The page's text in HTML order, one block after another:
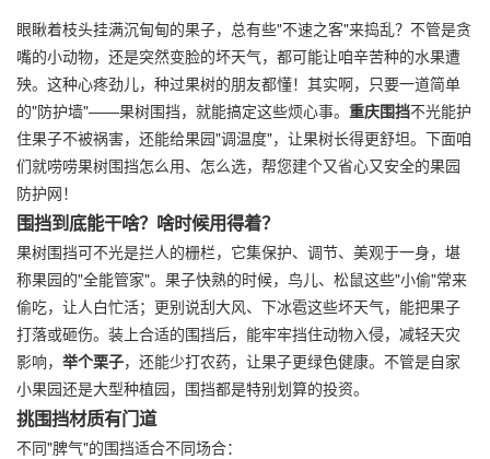
眼瞅着枝头挂满沉甸甸的果子，总有些"不速之客"来捣乱？不管是贪
嘴的小动物，还是突然变脸的坏天气，都可能让咱辛苦种的水果遭
殃。这种心疼劲儿，种过果树的朋友都懂！其实啊，只要一道简单
的"防护墙"——果树围挡，就能搞定这些烦心事。 重庆围挡不光能护
住果子不被祸害，还能给果园"调温度"，让果树长得更舒坦。下面咱
们就唠唠果树围挡怎么用、怎么选，帮您建个又省心又安全的果园
防护网！
围挡到底能干啥？啥时候用得着？
果树围挡可不光是拦人的栅栏，它集保护、调节、美观于一身，堪
称果园的"全能管家"。果子快熟的时候，鸟儿、松鼠这些"小偷"常来
偷吃，让人白忙活；更别说刮大风、下冰雹这些坏天气，能把果子
打落或砸伤。装上合适的围挡后，能牢牢挡住动物入侵，减轻天灾
影响， 举个栗子，还能少打农药，让果子更绿色健康。不管是自家
小果园还是大型种植园，围挡都是特别划算的投资。
挑围挡材质有门道
不同"脾气"的围挡适合不同场合：